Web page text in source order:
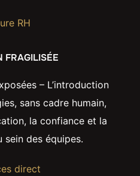
RH
FRAGILISÉE
– L’introduction
sans cadre humain,
la confiance et la
des équipes.
direct